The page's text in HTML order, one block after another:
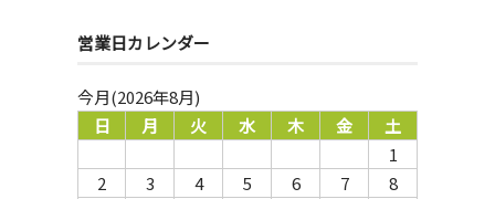
営業日カレンダー
今月(2026年8月)
日
月 火 水 木 金
土
1
2
3 4 5 6 7
8